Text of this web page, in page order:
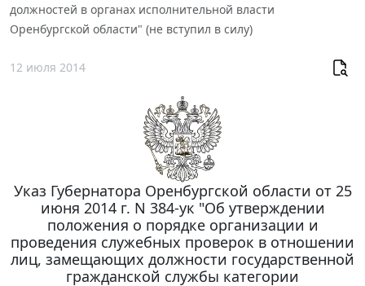
должностей в органах исполнительной власти
Оренбургской области" (не вступил в силу)
12 июля 2014
Указ Губернатора Оренбургской области от 25
июня 2014 г. N 384-ук "Об утверждении
положения о порядке организации и
проведения служебных проверок в отношении
лиц, замещающих должности государственной
гражданской службы категории